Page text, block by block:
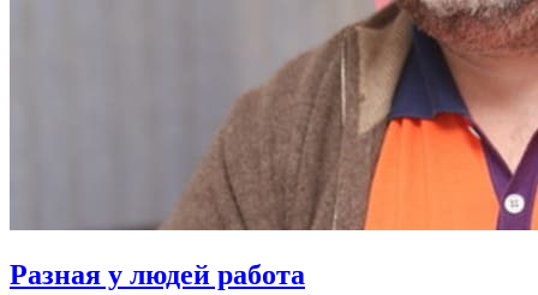
Разная у людей работа